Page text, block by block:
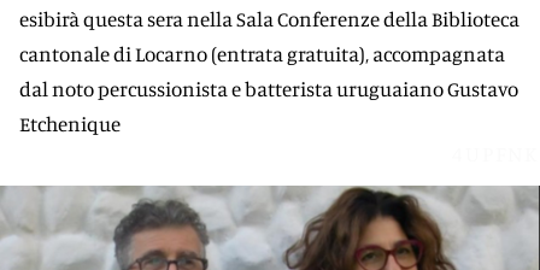
esibirà questa sera nella Sala Conferenze della Biblioteca
cantonale di Locarno (entrata gratuita), accompagnata
dal noto percussionista e batterista uruguaiano Gustavo
Etchenique